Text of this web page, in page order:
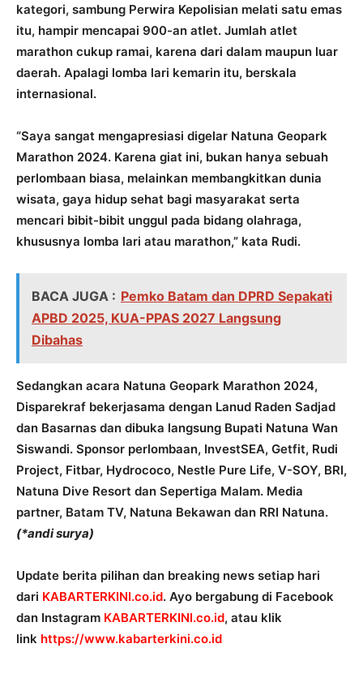
kategori, sambung Perwira Kepolisian melati satu emas
itu, hampir mencapai 900-an atlet. Jumlah atlet
marathon cukup ramai, karena dari dalam maupun luar
daerah. Apalagi lomba lari kemarin itu, berskala
internasional.
“Saya sangat mengapresiasi digelar Natuna Geopark
Marathon 2024. Karena giat ini, bukan hanya sebuah
perlombaan biasa, melainkan membangkitkan dunia
wisata, gaya hidup sehat bagi masyarakat serta
mencari bibit-bibit unggul pada bidang olahraga,
khususnya lomba lari atau marathon,” kata Rudi.
BACA JUGA : Pemko Batam dan DPRD Sepakati
APBD 2025, KUA-PPAS 2027 Langsung
Dibahas
Sedangkan acara Natuna Geopark Marathon 2024,
Disparekraf bekerjasama dengan Lanud Raden Sadjad
dan Basarnas dan dibuka langsung Bupati Natuna Wan
Siswandi. Sponsor perlombaan, InvestSEA, Getfit, Rudi
Project, Fitbar, Hydrococo, Nestle Pure Life, V-SOY, BRI,
Natuna Dive Resort dan Sepertiga Malam. Media
partner, Batam TV, Natuna Bekawan dan RRI Natuna.
(*andi surya)
Update berita pilihan dan breaking news setiap hari
dari KABARTERKINI.co.id. Ayo bergabung di Facebook
dan Instagram KABARTERKINI.co.id, atau klik
link https://www.kabarterkini.co.id